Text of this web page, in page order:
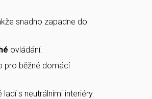
snadno zapadne do
ovládání.
pro běžné domácí
ladí s neutrálními interiéry.